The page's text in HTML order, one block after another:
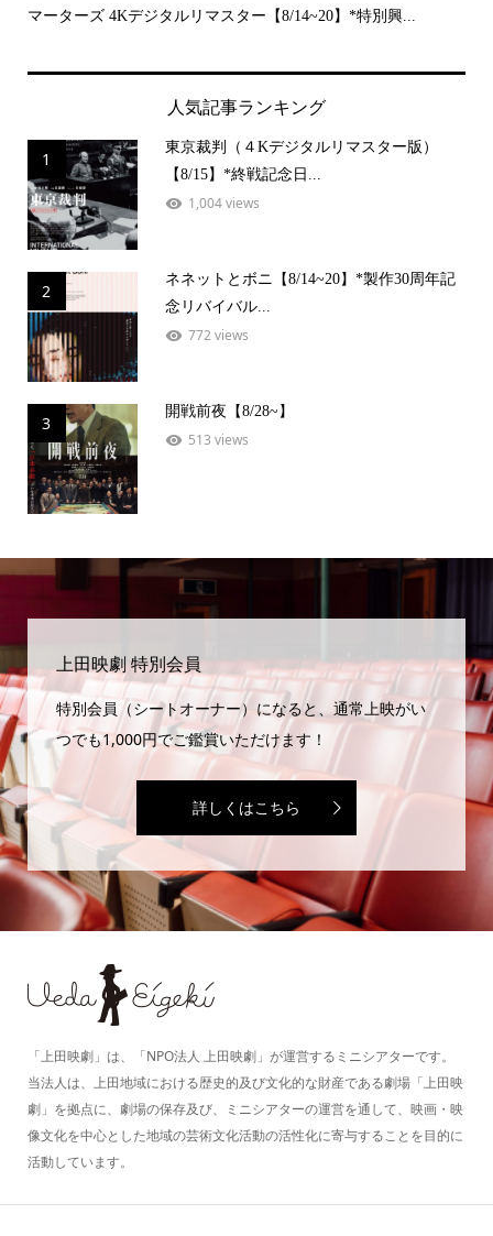
マーターズ 4Kデジタルリマスター【8/14~20】*特別興...
人気記事ランキング
1
東京裁判（４Kデジタルリマスター版）
【8/15】*終戦記念日...
1,004 views
2
ネネットとボニ【8/14~20】*製作30周年記
念リバイバル...
772 views
3
開戦前夜【8/28~】
513 views
上田映劇 特別会員
特別会員（シートオーナー）になると、通常上映がい
つでも1,000円でご鑑賞いただけます！
詳しくはこちら
「上田映劇」は、「NPO法人 上田映劇」が運営するミニシアターです。
当法人は、上田地域における歴史的及び文化的な財産である劇場「上田映
劇」を拠点に、劇場の保存及び、ミニシアターの運営を通して、映画・映
像文化を中心とした地域の芸術文化活動の活性化に寄与することを目的に
活動しています。